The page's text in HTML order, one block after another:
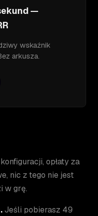
—
wskaźnik
arkusza.
opłaty za
nic z tego nie jest
w grę.
Jeśli pobierasz 49